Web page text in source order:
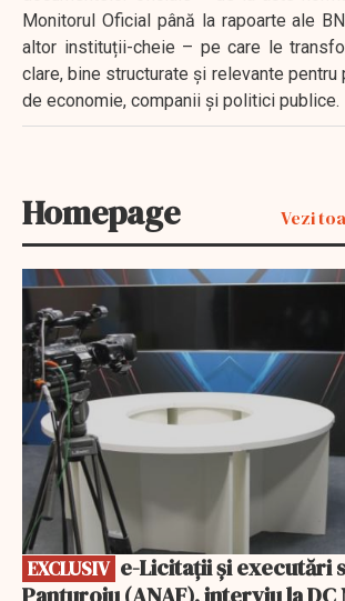
Monitorul Oficial până la rapoarte ale
altor instituții-cheie – pe care le
clare, bine structurate și relevante
de economie, companii și politici publice.
Homepage Vezi
EXCLUSIV
EXCLUSIV